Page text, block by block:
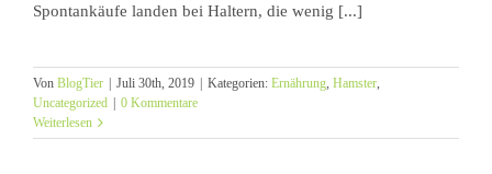
Spontankäufe landen bei Haltern, die wenig [...]
Von BlogTier | Juli 30th, 2019 | Kategorien: Ernährung Hamster
Uncategorized | 0 Kommentare
Weiterlesen